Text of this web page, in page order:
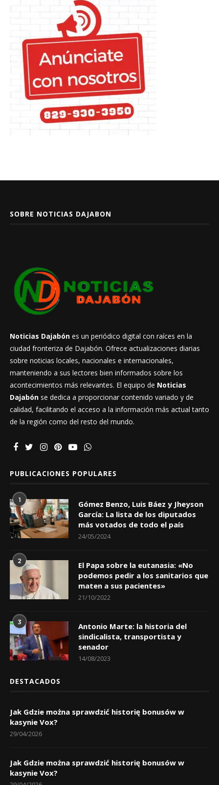
SOBRE NOTICIAS DAJABON
Noticias Dajabón es un periódico digital con raíces en la
ciudad fronteriza de Dajabón. Ofrece actualizaciones diarias
sobre noticias locales, nacionales e internacionales,
manteniendo a sus lectores bien informados sobre los
acontecimientos más relevantes. El equipo de Noticias
Dajabón se dedica a proporcionar contenido variado y de
calidad, facilitando el acceso a la información más actual tanto
de la región como del resto del mundo.
PUBLICACIONES POPULARES
1
Gómez Benzo, Luis Báez y Jheyson
García: La lista de los diputados
más votados de todo el país
24/05/2024
2
El Papa sobre la eutanasia: «No
podemos pedir a los sanitarios que
maten a sus pacientes»
21/10/2022
3
Antonio Marte: la historia del
sindicalista, transportista y
senador
14/08/2023
DESTACADOS
Jak Gdzie można sprawdzić historię bonusów w
kasynie Vox?
29/04/2026
Jak Gdzie można sprawdzić historię bonusów w
kasynie Vox?